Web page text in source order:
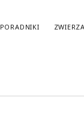
PORADNIKI